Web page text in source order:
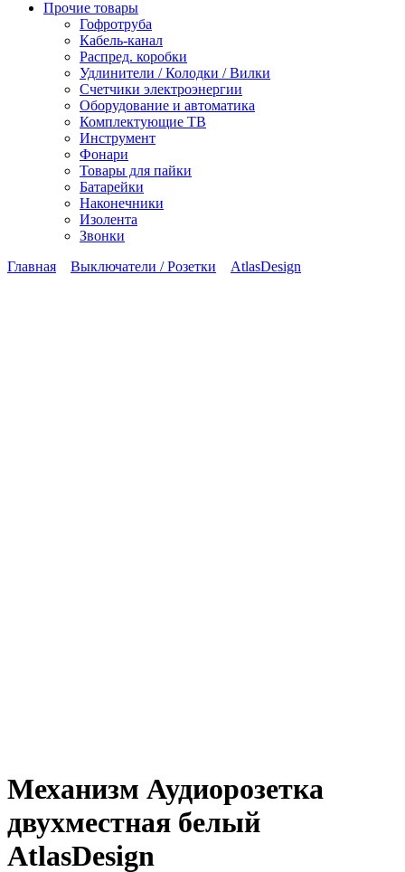
Прочие товары
Гофротруба
Кабель-канал
Распред. коробки
Удлинители / Колодки / Вилки
Счетчики электроэнергии
Оборудование и автоматика
Комплектующие ТВ
Инструмент
Фонари
Товары для пайки
Батарейки
Наконечники
Изолента
Звонки
Главная
Выключатели / Розетки AtlasDesign
Механизм Аудиорозетка
двухместная белый
AtlasDesign